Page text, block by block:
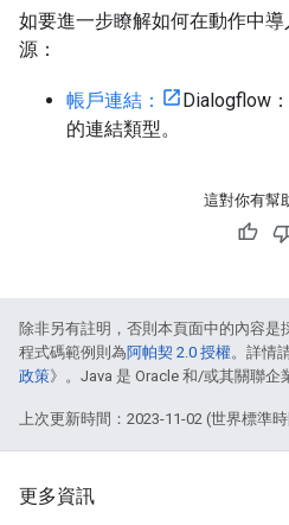
如要進一步瞭解如何在動作中
源：
帳戶連結：
Dialogflow
的連結類型。
這對你有幫
除非另有註明，否則本頁面中的內容是
程式碼範例則為阿帕契 2.0 授權。詳情
政策》。Java 是 Oracle 和/或其關聯企
上次更新時間：2023-11-02 (世界標準時
更多資訊